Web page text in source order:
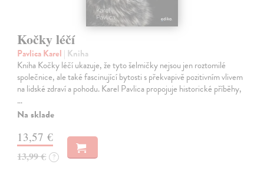
Kočky léčí
Pavlica Karel | Kniha
Kniha Kočky léčí ukazuje, že tyto šelmičky nejsou jen roztomilé
společnice, ale také fascinující bytosti s překvapivě pozitivním vlivem
na lidské zdraví a pohodu. Karel Pavlica propojuje historické příběhy,
…
Na sklade
13,57 €
13,99 € ?